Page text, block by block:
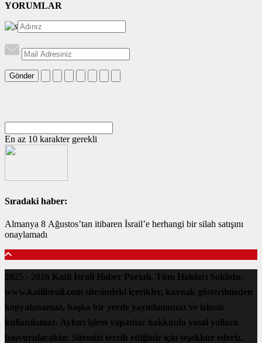
YORUMLAR
Gönder
En az 10 karakter gerekli
Sıradaki haber:
Almanya 8 Ağustos’tan itibaren İsrail’e herhangi bir silah satışını
onaylamadı
2025 - 2026 Katil İsrail Haber Portalı. Tüm Hakları Saklıdır.
www.katilisrail.com sitesindeki içerikler, kaynak gösterilmeden
kopyalanamaz, başka bir yerde yayınlanamaz ve izinsiz
kullanılamaz. Aykırı işlem yapanlar hakkında yasal yollara
başvurulacaktır. Sitemizi tercih ettiğiniz için teşekkür ederiz.